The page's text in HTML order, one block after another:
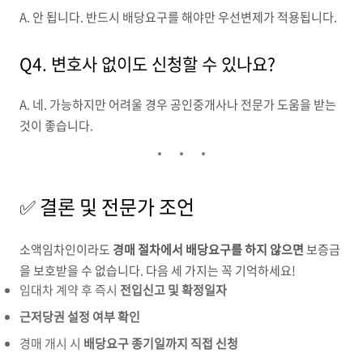
A. 안 됩니다. 반드시 배당요구를 해야만 우선변제가 적용됩니다.
Q4. 변호사 없이도 신청할 수 있나요?
A. 네. 가능하지만 어려울 경우 공인중개사나 전문가 도움을 받는
것이 좋습니다.
✅ 결론 및 전문가 조언
소액임차인이라도 경매 절차에서 배당요구를 하지 않으면보증금
을 보호받을 수 없습니다. 다음 세 가지는 꼭 기억하세요!
임대차 계약 후 즉시 전입신고 및 확정일자
근저당권 설정 여부 확인
경매 개시 시 배당요구 종기일까지 직접 신청